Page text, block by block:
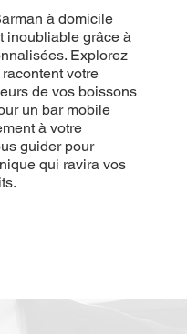
à domicile
inoubliable grâce à
Explorez
votre
de vos boissons
un bar mobile
à votre
guider pour
qui ravira vos